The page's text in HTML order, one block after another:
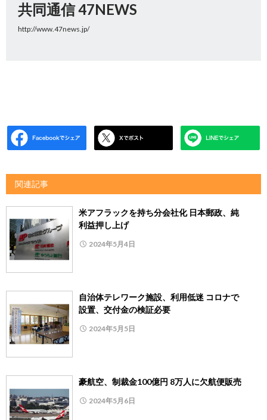
共同通信 47NEWS
http://www.47news.jp/
関連記事
米アフラックを持ち分会社化 日本郵政、純
利益押し上げ
2024年5月4日
自治体テレワーク施設、利用低迷 コロナで
設置、交付金の検証必要
2024年5月5日
豪航空、制裁金100億円 8万人に欠航便販売
2024年5月6日